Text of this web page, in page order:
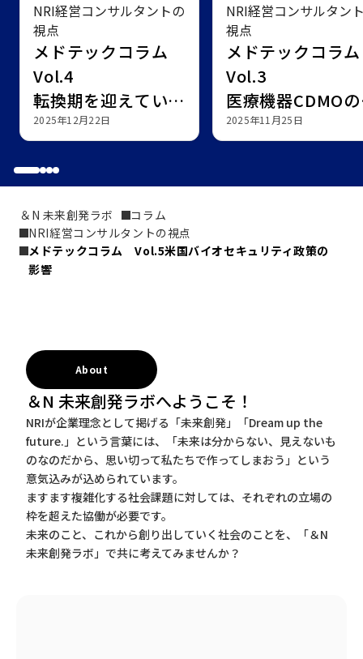
NRI経営コンサルタントの
視点
メドテックコラム
Vol.4
転換期を迎えている
SaMD市場～製薬企
業にとっての事業機
会とは？～
2025年12月22日
NRI経営コンサルタン
視点
メドテックコ
Vol.3
医療機器CDMO
長戦略及び異業
業による参入可
2025年11月25日
＆N 未来創発ラボ
コラム
NRI経営コンサルタントの視点
メドテックコラム　Vol.5米国バイオセキュリティ政策の
影響
About
＆N 未来創発ラボへようこそ！
NRIが企業理念として掲げる「未来創発」「Dream up the
future.」という言葉には、「未来は分からない、見えないも
のなのだから、思い切って私たちで作ってしまおう」という
意気込みが込められています。
ますます複雑化する社会課題に対しては、それぞれの立場の
枠を超えた協働が必要です。
未来のこと、これから創り出していく社会のことを、「＆N
未来創発ラボ」で共に考えてみませんか？